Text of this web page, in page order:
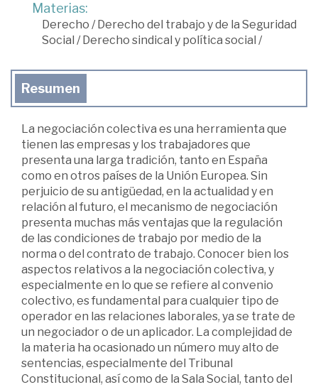
Materias:
Derecho /Derecho del trabajo y de la Seguridad
Social /Derecho sindical y política social /
Resumen
La negociación colectiva es una herramienta que
tienen las empresas y los trabajadores que
presenta una larga tradición, tanto en España
como en otros países de la Unión Europea. Sin
perjuicio de su antigüedad, en la actualidad y en
relación al futuro, el mecanismo de negociación
presenta muchas más ventajas que la regulación
de las condiciones de trabajo por medio de la
norma o del contrato de trabajo. Conocer bien los
aspectos relativos a la negociación colectiva, y
especialmente en lo que se refiere al convenio
colectivo, es fundamental para cualquier tipo de
operador en las relaciones laborales, ya se trate de
un negociador o de un aplicador. La complejidad de
la materia ha ocasionado un número muy alto de
sentencias, especialmente del Tribunal
Constitucional, así como de la Sala Social, tanto del